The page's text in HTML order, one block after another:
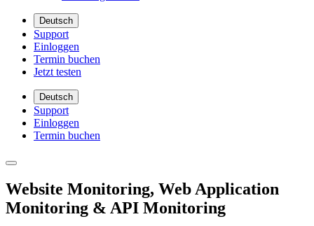
Deutsch
Support
Einloggen
Termin buchen
Jetzt testen
Deutsch
Support
Einloggen
Termin buchen
Website Monitoring, Web Application
Monitoring & API Monitoring